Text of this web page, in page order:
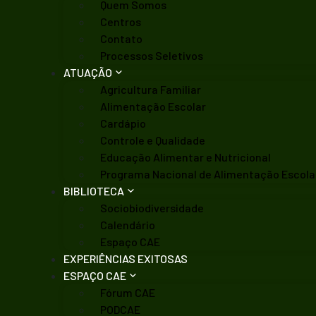
Quem Somos
Centros
Contato
Processos Seletivos
ATUAÇÃO
Agricultura Familiar
Alimentação Escolar
Cardápio
Controle e Qualidade
Educação Alimentar e Nutricional
Programa Nacional de Alimentação
BIBLIOTECA
Sociobiodiversidade
Calendário
Espaço CAE
EXPERIÊNCIAS EXITOSAS
ESPAÇO CAE
Fórum CAE
PODCAE